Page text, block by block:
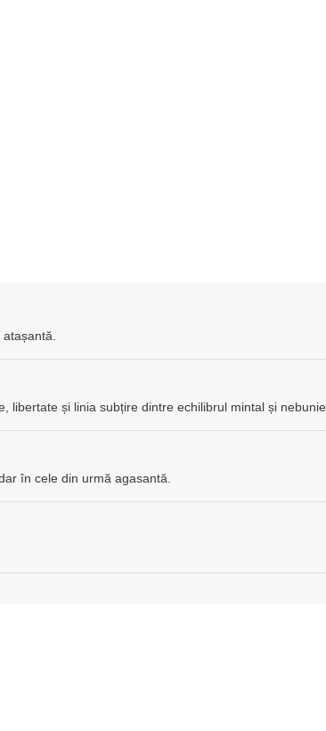
și linia subțire dintre echilibrul mintal și nebunie.
în cele din urmă agasantă.